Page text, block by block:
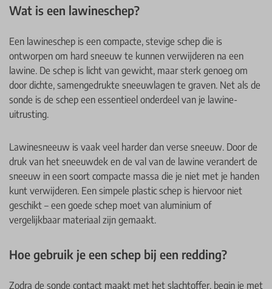
Wat is een lawineschep?
Een lawineschep is een compacte, stevige schep die is
ontworpen om hard sneeuw te kunnen verwijderen na een
lawine. De schep is licht van gewicht, maar sterk genoeg om
door dichte, samengedrukte sneeuwlagen te graven. Net als de
sonde is de schep een essentieel onderdeel van je lawine-
uitrusting.
Lawinesneeuw is vaak veel harder dan verse sneeuw. Door de
druk van het sneeuwdek en de val van de lawine verandert de
sneeuw in een soort compacte massa die je niet met je handen
kunt verwijderen. Een simpele plastic schep is hiervoor niet
geschikt – een goede schep moet van aluminium of
vergelijkbaar materiaal zijn gemaakt.
Hoe gebruik je een schep bij een redding?
Zodra de sonde contact maakt met het slachtoffer, begin je met